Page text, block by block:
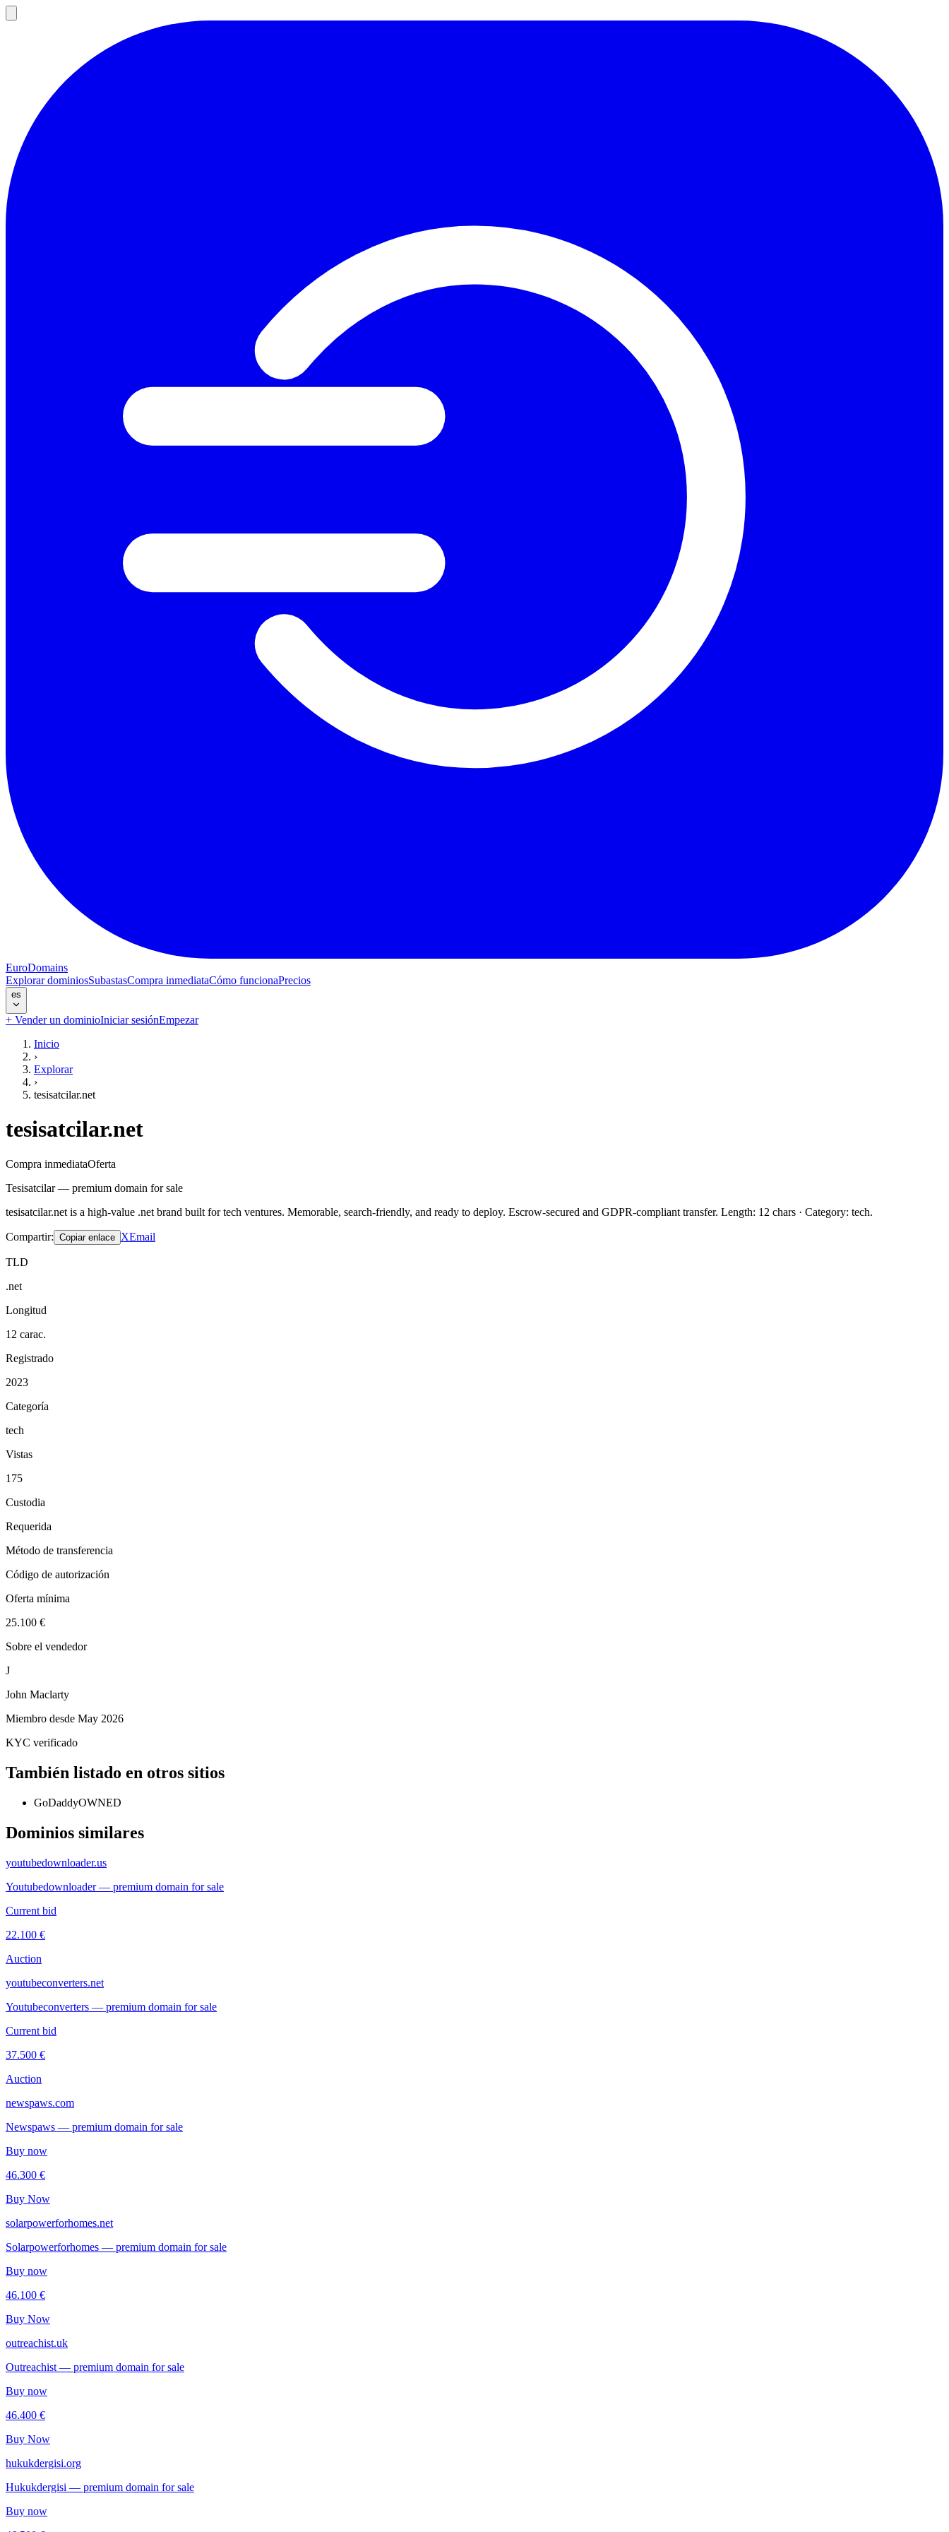
EuroDomains
Explorar dominiosSubastasCompra inmediataCómo funcionaPrecios
es
+ Vender un dominioIniciar sesiónEmpezar
Inicio
›
Explorar
›
tesisatcilar.net
tesisatcilar.net
Compra inmediataOferta
Tesisatcilar — premium domain for sale
tesisatcilar.net is a high-value .net brand built for tech ventures. Memorable, search-friendly, and ready to deploy. Escrow-secured and GDPR-compliant transfer. Length: 12 chars · Category: tech.
Compartir: Copiar enlace XEmail
TLD
.net
Longitud
12 carac.
Registrado
2023
Categoría
tech
Vistas
175
Custodia
Requerida
Método de transferencia
Código de autorización
Oferta mínima
25.100 €
Sobre el vendedor
J
John Maclarty
Miembro desde May 2026
KYC verificado
También listado en otros sitios
GoDaddyOWNED
Dominios similares
youtubedownloader.us
Youtubedownloader — premium domain for sale
Current bid
22.100 €
Auction
youtubeconverters.net
Youtubeconverters — premium domain for sale
Current bid
37.500 €
Auction
newspaws.com
Newspaws — premium domain for sale
Buy now
46.300 €
Buy Now
solarpowerforhomes.net
Solarpowerforhomes — premium domain for sale
Buy now
46.100 €
Buy Now
outreachist.uk
Outreachist — premium domain for sale
Buy now
46.400 €
Buy Now
hukukdergisi.org
Hukukdergisi — premium domain for sale
Buy now